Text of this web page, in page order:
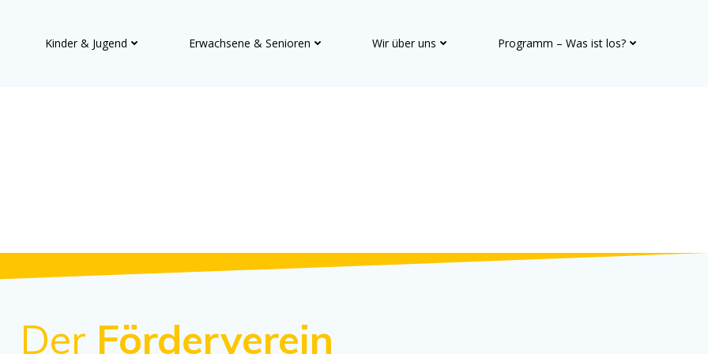
Kinder & Jugend Erwachsene & Senioren Wir über uns Programm – Was ist los?
Der Förderverein